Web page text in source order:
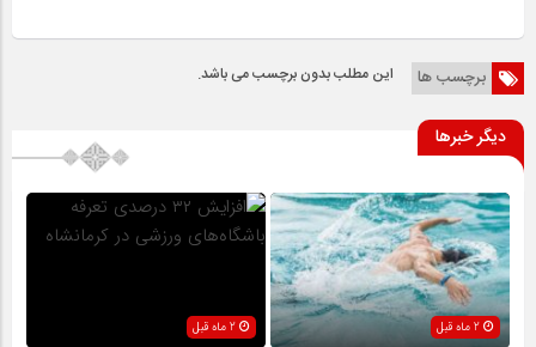
برچسب ها این مطلب بدون برچسب می باشد.
دیگر خبرها
2 ماه قبل